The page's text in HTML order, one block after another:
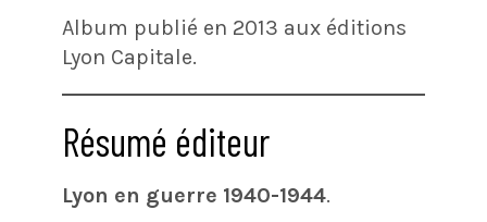
Album publié en 2013 aux éditions
Lyon Capitale.
Résumé éditeur
Lyon en guerre 1940-1944.